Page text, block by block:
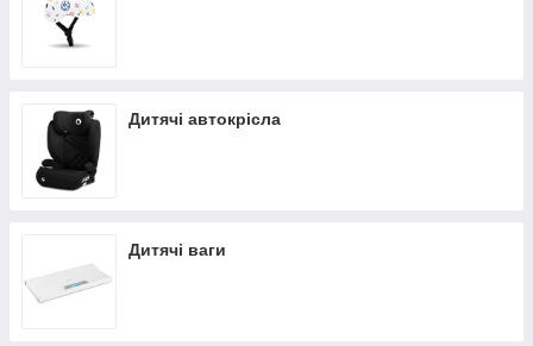
Дитячі автокрісла
Дитячі ваги